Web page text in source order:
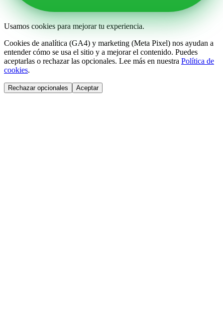
Usamos cookies para mejorar tu experiencia.
Cookies de analítica (GA4) y marketing (Meta Pixel) nos ayudan a
entender cómo se usa el sitio y a mejorar el contenido. Puedes
aceptarlas o rechazar las opcionales. Lee más en nuestra Política de
cookies.
Rechazar opcionales Aceptar